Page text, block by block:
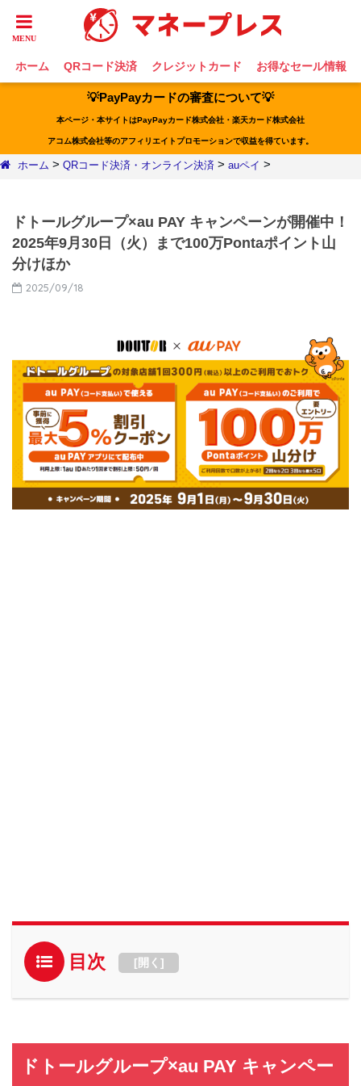
ホーム QRコード決済 クレジットカード お得なセール情報
💡PayPayカードの審査について💡
本ページ・本サイトはPayPayカード株式会社・楽天カード株式会社
アコム株式会社等のアフィリエイトプロモーションで収益を得ています。
ホーム > QRコード決済・オンライン決済 > auペイ >
ドトールグループ×au PAY キャンペーンが開催中！
2025年9月30日（火）まで100万Pontaポイント山
分けほか
2025/09/18
目次 [開く ]
ドトールグループ×au PAY キャンペー